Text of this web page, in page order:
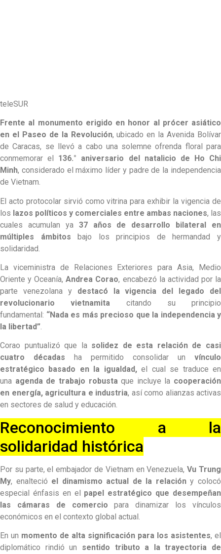
teleSUR
Frente al monumento erigido en honor al prócer asiático
en el Paseo de la Revolución, ubicado en la Avenida Bolívar
de Caracas, se llevó a cabo una solemne ofrenda floral para
conmemorar el 136.° aniversario del natalicio de Ho Chi
Minh, considerado el máximo líder y padre de la independencia
de Vietnam.
El acto protocolar sirvió como vitrina para exhibir la vigencia de
los lazos políticos y comerciales entre ambas naciones, las
cuales acumulan ya 37 años de desarrollo bilateral en
múltiples ámbitos bajo los principios de hermandad y
solidaridad.
La viceministra de Relaciones Exteriores para Asia, Medio
Oriente y Oceanía,Andrea Corao, encabezó la actividad por la
parte venezolana ydestacó la vigencia del legado del
revolucionario vietnamita citando su principio
fundamental: “Nada es más precioso que la independencia y
la libertad”.
Corao puntualizó que la solidez de esta relación de casi
cuatro décadas ha permitido consolidar un vínculo
estratégico basado en la igualdad,el cual se traduce en
una agenda de trabajo robustaque incluye la cooperación
en energía, agricultura e industria, así como alianzas activas
en sectores de salud y educación.
Reconocimiento a la
solidaridad histórica
Por su parte, el embajador de Vietnam en Venezuela,Vu Trung
My, enalteció el dinamismo actual de la relacióny colocó
especial énfasis en el papel estratégico que desempeñan
las cámaras de comercio para dinamizar los vínculos
económicos en el contexto global actual.
En un momento de alta significación para los asistentes, el
diplomático rindió un sentido tributo a la trayectoria de